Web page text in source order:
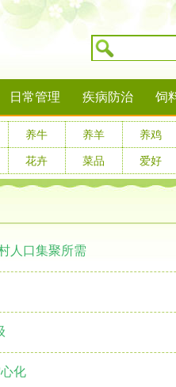
日常管理 疾病防治 饲
养牛 养羊 养鸡
花卉 菜品 爱好
人口集聚所需
化